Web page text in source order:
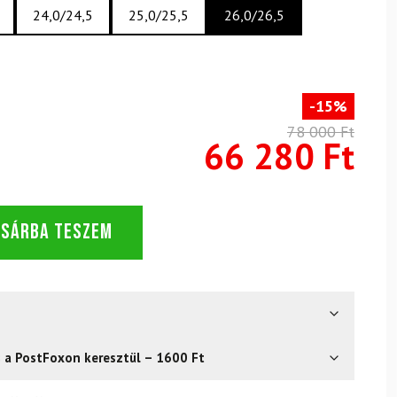
24,0/24,5 25,0/25,5 26,0/26,5
-15%
78 000 Ft
66 280 Ft
TESZEM
a PostFoxon keresztül – 1600 Ft